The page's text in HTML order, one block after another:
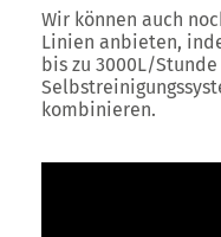
Wir können auch
Linien anbieten,
bis zu 3000L/
kombinieren.